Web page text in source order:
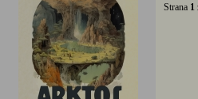
Strana 1